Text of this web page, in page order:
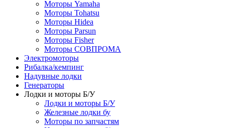
Моторы Yamaha
Моторы Tohatsu
Моторы Hidea
Моторы Parsun
Моторы Fisher
Моторы СОВПРОМА
Электромоторы
Рибалка/кемпинг
Надувные лодки
Генераторы
Лодки и моторы Б/У
Лодки и моторы Б/У
Железные лодки бу
Моторы по запчастям